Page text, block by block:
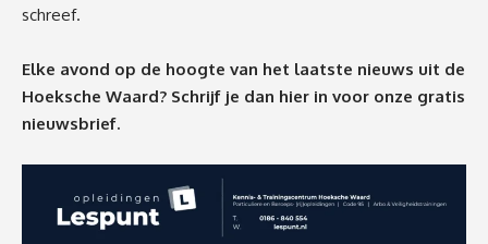
schreef.
Elke avond op de hoogte van het laatste nieuws uit de
Hoeksche Waard? Schrijf je dan hier in voor onze gratis
nieuwsbrief.